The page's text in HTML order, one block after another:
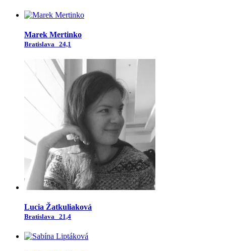
Marek Mertinko
Bratislava 24,1
Lucia Žatkuliaková
Bratislava 21,4